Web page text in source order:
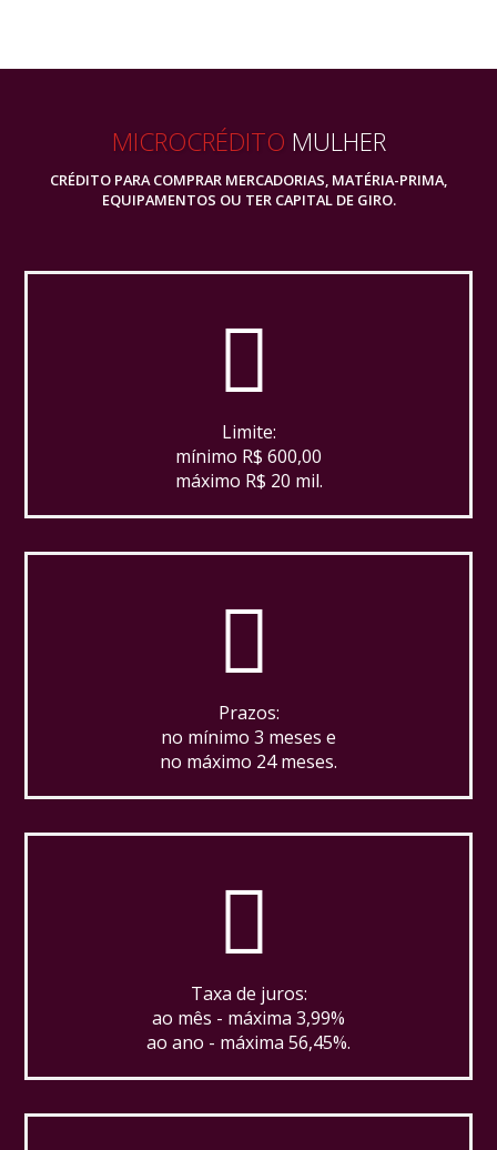
MICROCRÉDITO MULHER
CRÉDITO PARA COMPRAR MERCADORIAS, MATÉRIA-PRIMA,
EQUIPAMENTOS OU TER CAPITAL DE GIRO.
Limite:
mínimo R$ 600,00
máximo R$ 20 mil.
Prazos:
no mínimo 3 meses e
no máximo 24 meses.
Taxa de juros:
ao mês - máxima 3,99%
ao ano - máxima 56,45%.